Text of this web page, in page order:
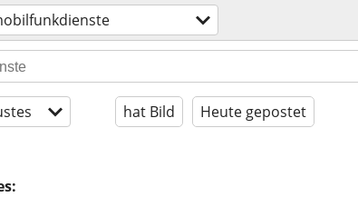
hat Bild Heute gepostet